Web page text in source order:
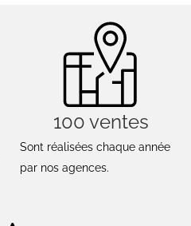
100 ventes
Sont réalisées chaque année
par nos agences.